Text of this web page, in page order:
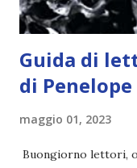
Guida di
di
maggio 01, 2023
Buongiorno lettori,